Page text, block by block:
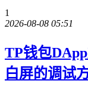
1
2026-08-08 05:51
TP钱包
白屏的调试